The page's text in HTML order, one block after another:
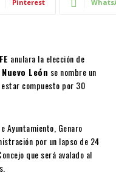
Pinterest
anulara la elección de
León se nombre un
compuesto por 30
Ayuntamiento, Genaro
por un lapso de 24
que será avalado al